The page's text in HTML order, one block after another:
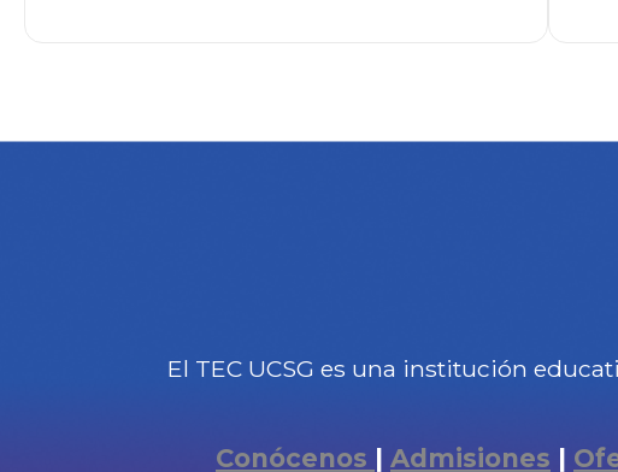
El TEC UCSG es una institución
Conócenos | Admisiones |